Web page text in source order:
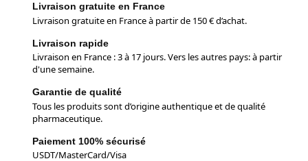
Livraison gratuite en France
Livraison gratuite en France à partir de 150 € d’achat.
Livraison rapide
Livraison en France : 3 à 17 jours. Vers les autres pays: à partir
d'une semaine.
Garantie de qualité
Tous les produits sont d’origine authentique et de qualité
pharmaceutique.
Paiement 100% sécurisé
USDT/MasterCard/Visa